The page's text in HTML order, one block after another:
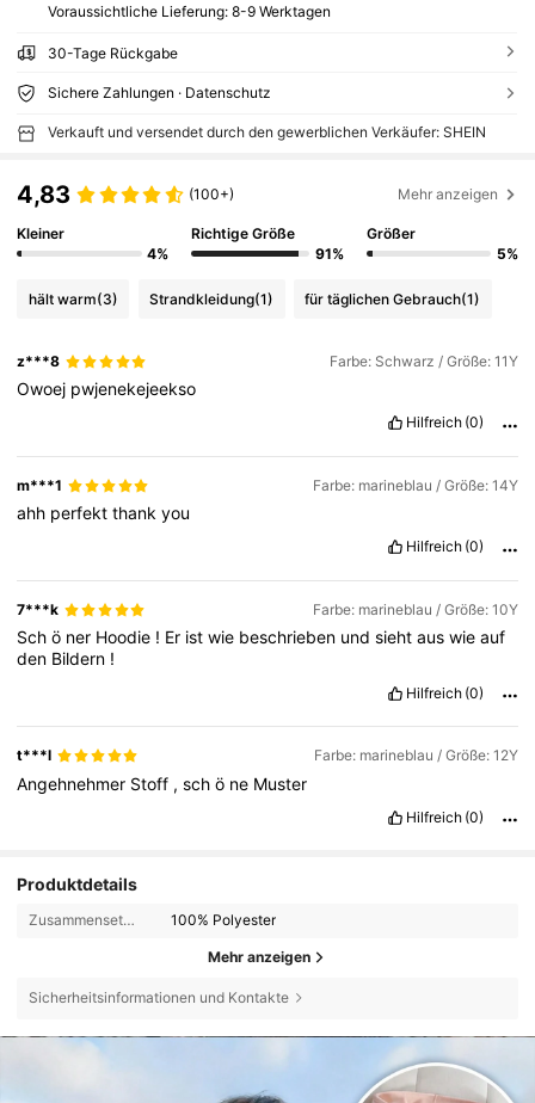
Voraussichtliche Lieferung: 8-9 Werktagen
30-Tage Rückgabe
Sichere Zahlungen · Datenschutz
Verkauft und versendet durch den gewerblichen Verkäufer: SHEIN
4,83 (100+) Mehr anzeigen
Kleiner
4%
Richtige Größe
91%
Größer
5%
hält warm(3) Strandkleidung(1) für täglichen Gebrauch(1)
z***8 Farbe: Schwarz / Größe: 11Y
Owoej pwjenekejeekso
Hilfreich (0)
m***1 Farbe: marineblau / Größe: 14Y
ahh perfektthankyou
Hilfreich (0)
7***k Farbe: marineblau / Größe: 10Y
Schö ner Hoodie ! Er istwie beschrieben undsiehtauswieauf
den Bildern !
Hilfreich (0)
t***l Farbe: marineblau / Größe: 12Y
Angehnehmer Stoff ,schö ne Muster
Hilfreich (0)
Produktdetails
Zusammensetzung: 100% Polyester
Mehr anzeigen
Sicherheitsinformationen und Kontakte